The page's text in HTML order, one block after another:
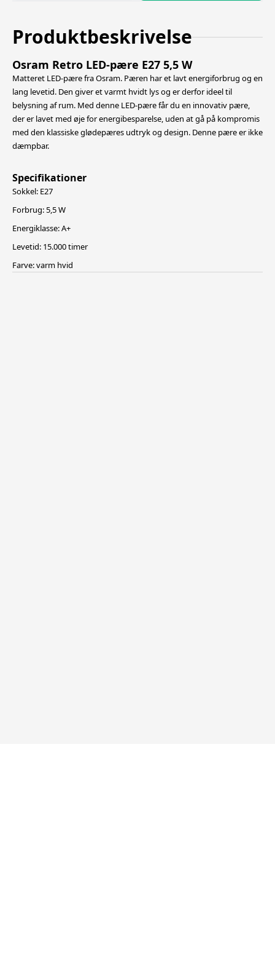
Produktbeskrivelse
Osram Retro LED-pære E27 5,5 W
Matteret LED-pære fra Osram. Pæren har et lavt energiforbrug og en
lang levetid. Den giver et varmt hvidt lys og er derfor ideel til
belysning af rum. Med denne LED-pære får du en innovativ pære,
der er lavet med øje for energibesparelse, uden at gå på kompromis
med den klassiske glødepæres udtryk og design. Denne pære er ikke
dæmpbar.
Specifikationer
Sokkel: E27
Forbrug: 5,5 W
Energiklasse: A+
Levetid: 15.000 timer
Farve: varm hvid